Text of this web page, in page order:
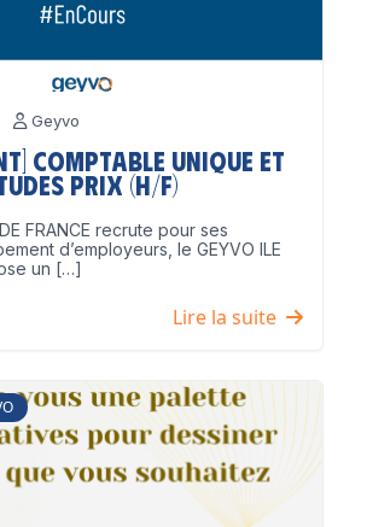
Geyvo
Comptable unique et
Prix (H/F)
FRANCE recrute pour ses
d’employeurs, le GEYVO ILE
un […]
Lire la suite